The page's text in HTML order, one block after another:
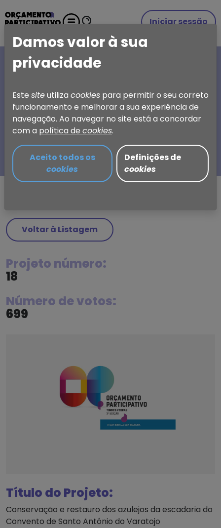
Iniciar sessão
ESCOLHA
Orçamento Participativo
de Torres Vedras
Voltar à Listagem
Projeto número:
18
Número de votos:
699
Título do Projeto:
Conservação e restauro dos azulejos da escadaria do
Convento de Santo António do Varatojo
Damos valor à sua
privacidade
Este siteutiliza cookies para permitir o seu correto
funcionamento e melhorar a sua experiência de
navegação. Ao navegar no site está a concordar
com a política de cookies.
Aceito todos os
cookies
Definições de
cookies